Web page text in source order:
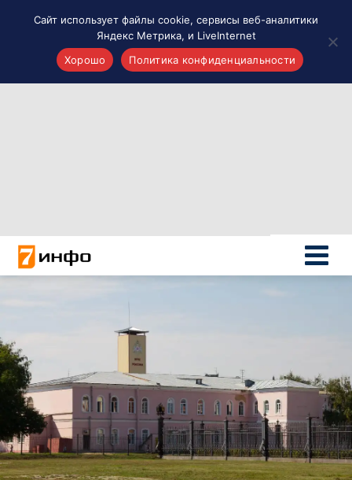
Новости России
Политика
Новости мира
ПОИСК ПО САЙТУ
Сайт использует файлы cookie, сервисы веб-аналитики
Яндекс Метрика, и LiveInternet
Хорошо
Политика конфиденциальности